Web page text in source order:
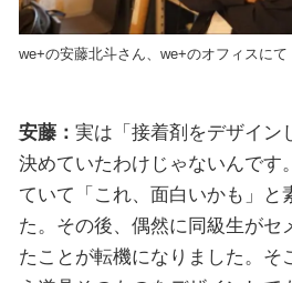
we+の安藤北斗さん、we+のオフィスにて
安藤： 実は「接着剤をデザイン
決めていたわけじゃないんです
ていて「これ、面白いかも」と
た。その後、偶然に同級生がセ
たことが転機になりました。そ